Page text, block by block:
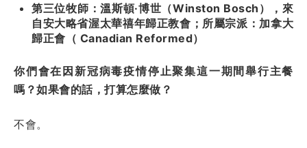
第三位牧師：溫斯頓·博世（Winston Bosch），來
自安大略省渥太華禧年歸正教會；所屬宗派：加拿大
歸正會（ Canadian Reformed）
你們會在因新冠病毒疫情停止聚集這一期間舉行主餐
嗎？如果會的話，打算怎麼做？
不會。